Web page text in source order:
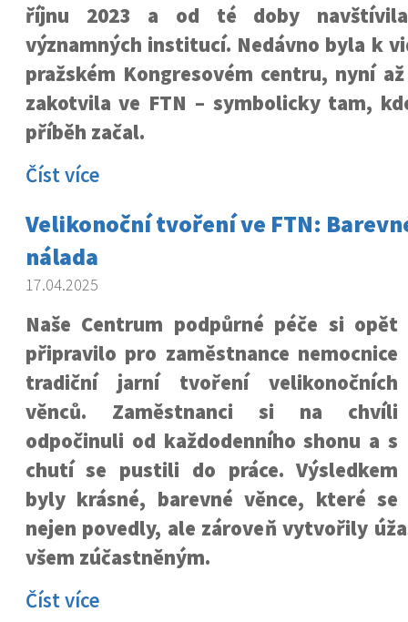
říjnu 2023 a od té doby
významných institucí. Nedávno byla k
pražském Kongresovém centru, nyní
zakotvila ve FTN – symbolicky tam,
příběh začal.
Číst více
Velikonoční tvoření ve FTN:
nálada
17.04.2025
Naše Centrum podpůrné péče si opět
připravilo pro zaměstnance nemocnice
tradiční jarní tvoření velikonočních
věnců. Zaměstnanci si na chvíli
odpočinuli od každodenního shonu a s
chutí se pustili do práce. Výsledkem
byly krásné, barevné věnce, které se
nejen povedly, ale zároveň vytvořily
všem zúčastněným.
Číst více